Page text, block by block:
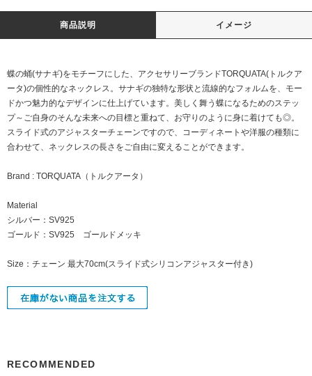
商品説明 イメージ
蝶の蛹(サナギ)をモチーフにした、アクセサリーブランドTORQUATA(トルクア
ータ)の個性的なネックレス。サナギの独特な形状と流線的なフォルムを、モー
ドかつ魅力的なデザインに仕上げています。美しく舞う蝶になるためのステッ
プ～ご自身のそんな未来への目標と重ねて、お守りのように身に着けても◎。
スライド式のアジャスターチェーンですので、コーディネートや洋服の種類に
合わせて、ネックレスの長さをご自由に変えることができます。
Brand : TORQUATA（トルクアータ）
Material
シルバー：SV925
ゴールド：SV925 ゴールドメッキ
Size：チェーン 最大70cm(スライド式シリコンアジャスター付き)
RECOMMENDED